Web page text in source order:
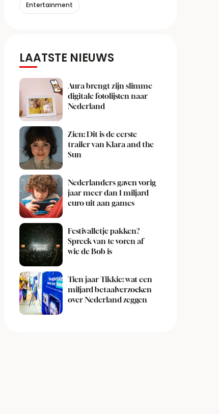
Entertainment
LAATSTE NIEUWS
Aura brengt zijn slimme
digitale fotolijsten naar
Nederland
Zien: Dit is de eerste
trailer van Klara and the
Sun
Nederlanders gaven vorig
jaar meer dan 1 miljard
euro uit aan games
Festivalletje pakken?
Spreek van te voren af
wie de Bob is
Tien jaar Tikkie: wat een
miljard betaalverzoeken
over Nederland zeggen